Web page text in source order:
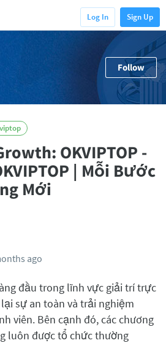
Log In Sign Up
Follow
OKVIPTOP -
| Mỗi Bước
Mới
ago
đầu trong lĩnh vực giải trí trực
sự an toàn và trải nghiệm
viên. Bên cạnh đó, các chương
luôn được tổ chức thường